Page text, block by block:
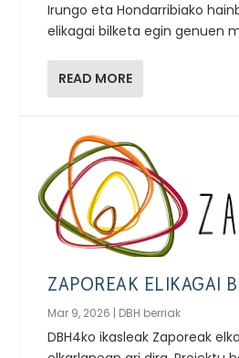
Irungo eta Hondarribiako
elikagai bilketa egin genuen
READ MORE
ZAPOREAK ELIKAGAI
Mar 9, 2026 | DBH berriak
DBH4ko ikasleak Zaporeak